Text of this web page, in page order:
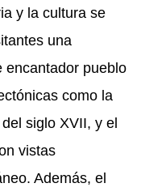
y la cultura se
una
encantador pueblo
como la
siglo XVII, y el
vistas
Además, el